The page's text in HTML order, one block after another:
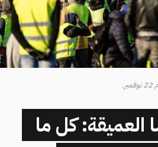
العميقة: كل ما